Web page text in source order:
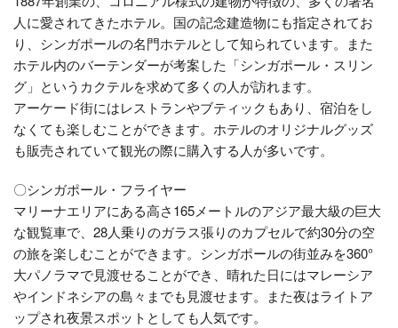
人に愛されてきたホテル。国の記念建造物にも指定されてお
り、シンガポールの名門ホテルとして知られています。また
ホテル内のバーテンダーが考案した「シンガポール・スリン
グ」というカクテルを求めて多くの人が訪れます。
アーケード街にはレストランやブティックもあり、宿泊をし
なくても楽しむことができます。ホテルのオリジナルグッズ
も販売されていて観光の際に購入する人が多いです。
〇シンガポール・フライヤー
マリーナエリアにある高さ165メートルのアジア最大級の巨大
な観覧車で、28人乗りのガラス張りのカプセルで約30分の空
の旅を楽しむことができます。シンガポールの街並みを360°
大パノラマで見渡せることができ、晴れた日にはマレーシア
やインドネシアの島々までも見渡せます。また夜はライトア
ップされ夜景スポットとしても人気です。